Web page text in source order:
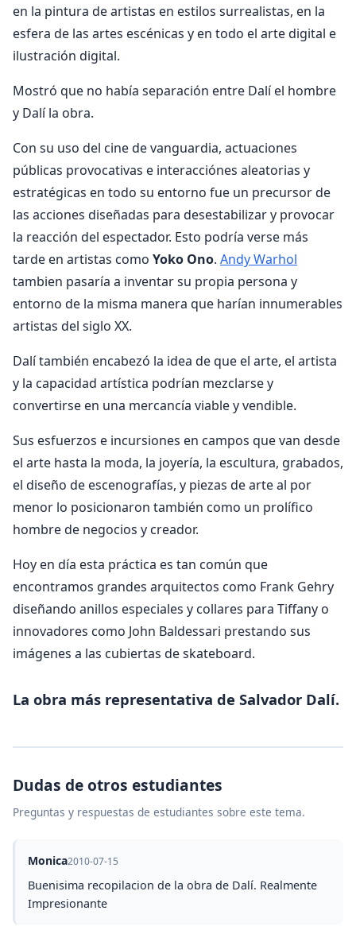
en la pintura de artistas en estilos surrealistas, en la
esfera de las artes escénicas y en todo el arte digital e
ilustración digital.
Mostró que no había separación entre Dalí el hombre
y Dalí la obra.
Con su uso del cine de vanguardia, actuaciones
públicas provocativas e interacciónes aleatorias y
estratégicas en todo su entorno fue un precursor de
las acciones diseñadas para desestabilizar y provocar
la reacción del espectador. Esto podría verse más
tarde en artistas como Yoko Ono. Andy Warhol
tambien pasaría a inventar su propia persona y
entorno de la misma manera que harían innumerables
artistas del siglo XX.
Dalí también encabezó la idea de que el arte, el artista
y la capacidad artística podrían mezclarse y
convertirse en una mercancía viable y vendible.
Sus esfuerzos e incursiones en campos que van desde
el arte hasta la moda, la joyería, la escultura, grabados,
el diseño de escenografías, y piezas de arte al por
menor lo posicionaron también como un prolífico
hombre de negocios y creador.
Hoy en día esta práctica es tan común que
encontramos grandes arquitectos como Frank Gehry
diseñando anillos especiales y collares para Tiffany o
innovadores como John Baldessari prestando sus
imágenes a las cubiertas de skateboard.
La obra más representativa de Salvador Dalí.
Dudas de otros estudiantes
Preguntas y respuestas de estudiantes sobre este tema.
Monica2010-07-15
Buenisima recopilacion de la obra de Dalí. Realmente
Impresionante